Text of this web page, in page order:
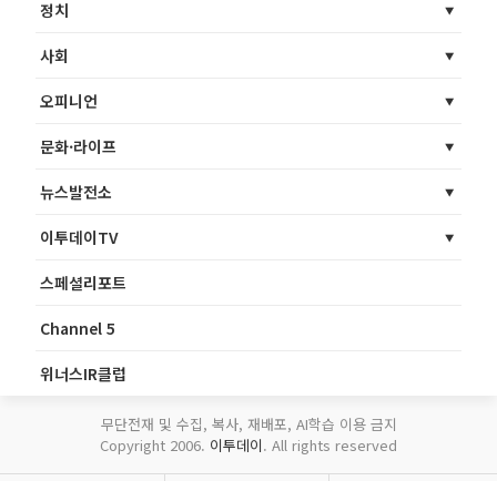
정치
사회
오피니언
문화·라이프
뉴스발전소
이투데이TV
스페셜리포트
Channel 5
위너스IR클럽
무단전재 및 수집, 복사, 재배포, AI학습 이용 금지
Copyright 2006. 이투데이. All rights reserved